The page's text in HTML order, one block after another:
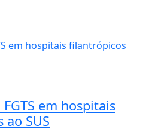
em hospitais
SUS